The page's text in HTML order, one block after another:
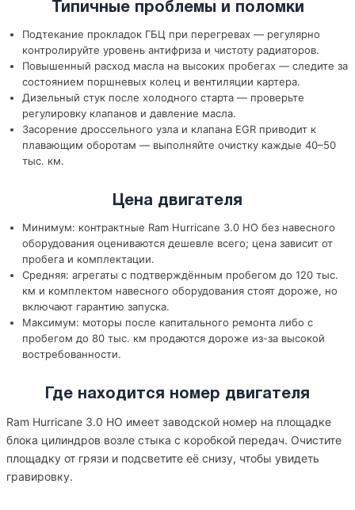
Типичные проблемы и поломки
Подтекание прокладок ГБЦ при перегревах — регулярно
контролируйте уровень антифриза и чистоту радиаторов.
Повышенный расход масла на высоких пробегах — следите за
состоянием поршневых колец и вентиляции картера.
Дизельный стук после холодного старта — проверьте
регулировку клапанов и давление масла.
Засорение дроссельного узла и клапана EGR приводит к
плавающим оборотам — выполняйте очистку каждые 40–50
тыс. км.
Цена двигателя
Минимум: контрактные Ram Hurricane 3.0 HO без навесного
оборудования оцениваются дешевле всего; цена зависит от
пробега и комплектации.
Средняя: агрегаты с подтверждённым пробегом до 120 тыс.
км и комплектом навесного оборудования стоят дороже, но
включают гарантию запуска.
Максимум: моторы после капитального ремонта либо с
пробегом до 80 тыс. км продаются дороже из-за высокой
востребованности.
Где находится номер двигателя
Ram Hurricane 3.0 HO имеет заводской номер на площадке
блока цилиндров возле стыка с коробкой передач. Очистите
площадку от грязи и подсветите её снизу, чтобы увидеть
гравировку.